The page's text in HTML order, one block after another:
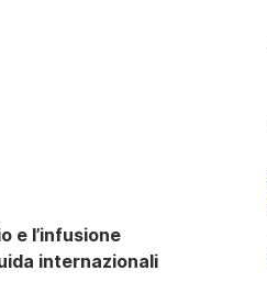
e l’infusione
internazionali